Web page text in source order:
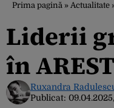
Prima pagină » Actualitate
Liderii
în
Ruxandra
Publicat: